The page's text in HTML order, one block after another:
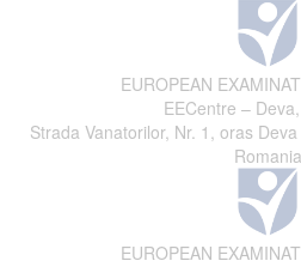
EUROPEAN
EECentre –
Strada Vanatorilor, Nr. 1, oras
Romania
EUROPEAN